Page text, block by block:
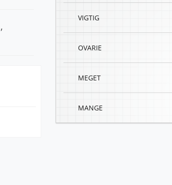
,
VIGTIG
OVARIE
MEGET
MANGE